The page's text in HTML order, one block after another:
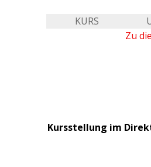
KURS
Zu
Kursstellung im